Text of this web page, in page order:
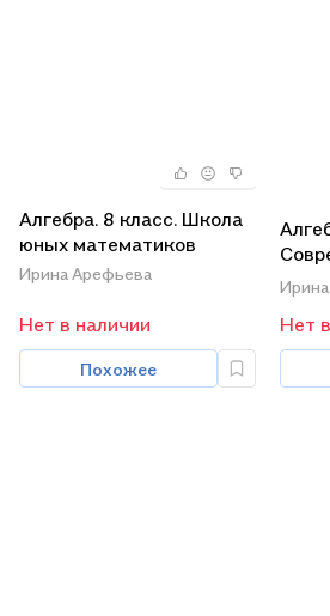
Алгебра. 8 класс. Школа
юных математиков
Ирина Арефьева
Нет в наличии
Похожее
Нет